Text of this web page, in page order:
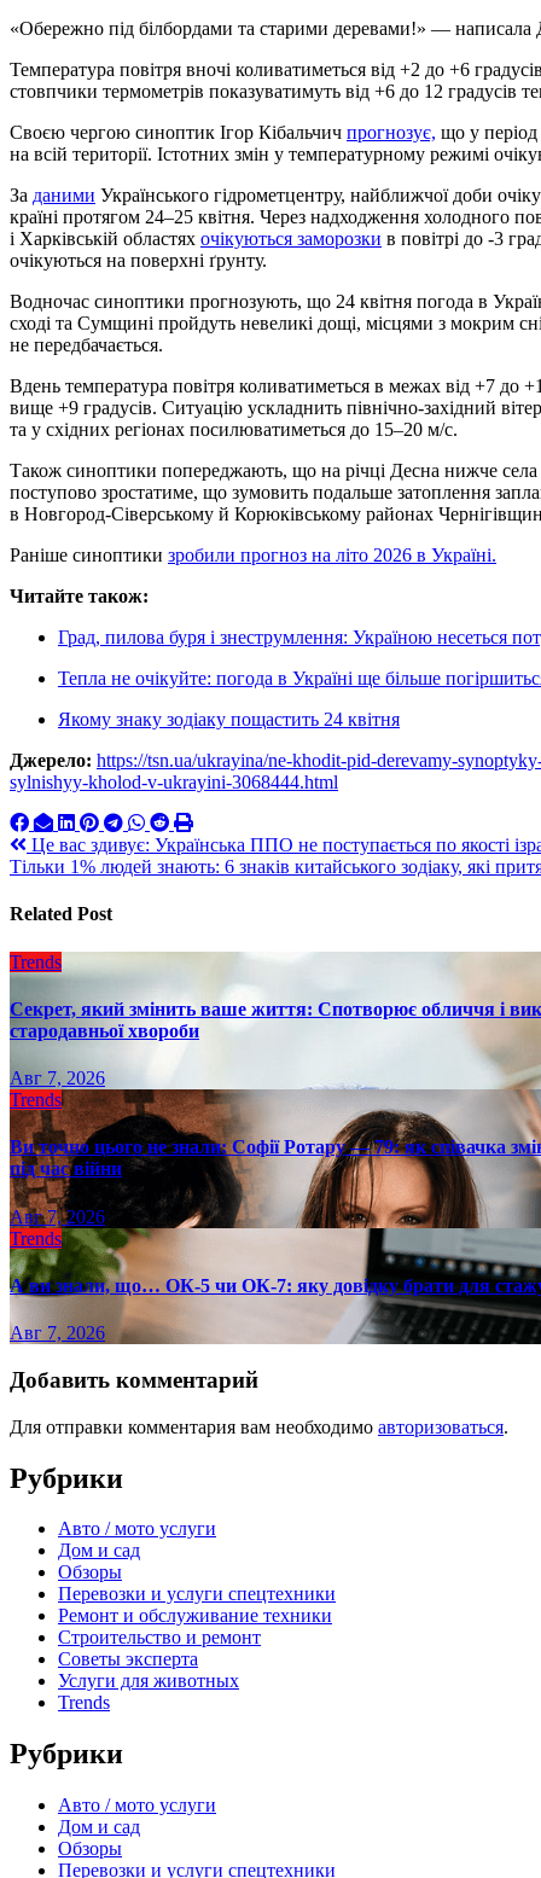
«Обережно під білбордами та старими деревами!» — написала
Температура повітря вночі коливатиметься від +2 до +6
стовпчики термометрів показуватимуть від +6 до 12 градусів
Своєю чергою синоптик Ігор Кібальчич прогнозує, що у період
на всій території. Істотних змін у температурному режимі
За даними Українського гідрометцентру, найближчої доби
країні протягом 24–25 квітня. Через надходження холодного
і Харківській областях очікуються заморозки в повітрі до -3
очікуються на поверхні ґрунту.
Водночас синоптики прогнозують, що 24 квітня погода в
сході та Сумщині пройдуть невеликі дощі, місцями з мокрим
не передбачається.
Вдень температура повітря коливатиметься в межах від +7 до
вище +9 градусів. Ситуацію ускладнить північно-західний
та у східних регіонах посилюватиметься до 15–20 м/с.
Також синоптики попереджають, що на річці Десна нижче
поступово зростатиме, що зумовить подальше затоплення
в Новгород-Сіверському й Корюківському районах
Раніше синоптики зробили прогноз на літо 2026 в Україні.
Читайте також:
Град, пилова буря і знеструмлення: Україною несеться
Тепла не очікуйте: погода в Україні ще більше
Якому знаку зодіаку пощастить 24 квітня
Джерело: https://tsn.ua/ukrayina/ne-khodit-pid-derevamy-
sylnishyy-kholod-v-ukrayini-3068444.html
Навигация
по
записям
Це вас здивує: Українська ППО не поступається по якості
Тільки 1% людей знають: 6 знаків китайського зодіаку, які
Related Post
Trends
Секрет, який змінить ваше життя: Спотворює обличчя і
стародавньої хвороби
Авг 7, 2026
Trends
Ви точно цього не знали: Софії Ротару — 79: як співачка
під час війни
Авг 7, 2026
Trends
А ви знали, що… ОК-5 чи ОК-7: яку довідку брати для
Авг 7, 2026
Добавить комментарий
Для отправки комментария вам необходимо авторизоваться.
Рубрики
Авто / мото услуги
Дом и сад
Обзоры
Перевозки и услуги спецтехники
Ремонт и обслуживание техники
Строительство и ремонт
Советы эксперта
Услуги для животных
Trends
Рубрики
Авто / мото услуги
Дом и сад
Обзоры
Перевозки и услуги спецтехники